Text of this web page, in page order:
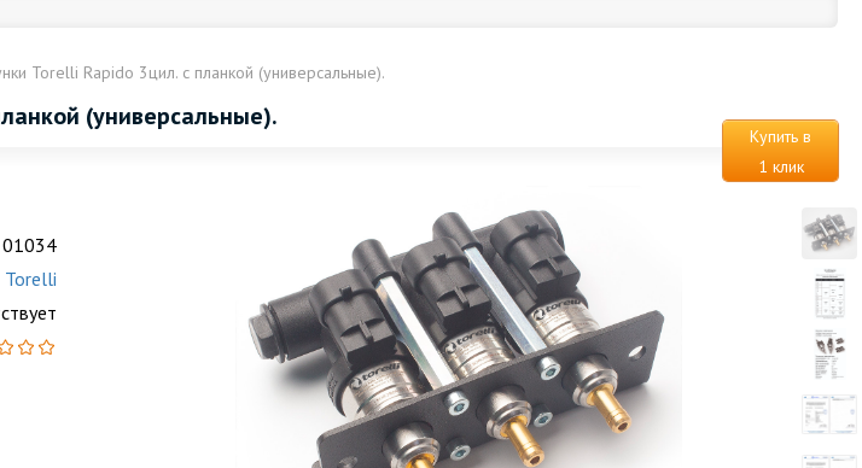
Torelli Rapido 3цил. с планкой (универсальные).
(универсальные).
Купить в
1 клик
01034
Torelli